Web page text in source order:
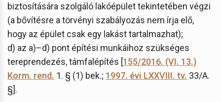
biztosítására szolgáló lakóépület tekintetében végzi
(a bővítésre a törvényi szabályozás nem írja elő,
hogy az épület csak egy lakást tartalmazhat);
d) az a)–d) pont építési munkáihoz szükséges
tereprendezés, támfalépítés [155/2016. (VI. 13.)
Korm. rend. 1. § (1) bek.; 1997. évi LXXVIII. tv. 33/A.
§].